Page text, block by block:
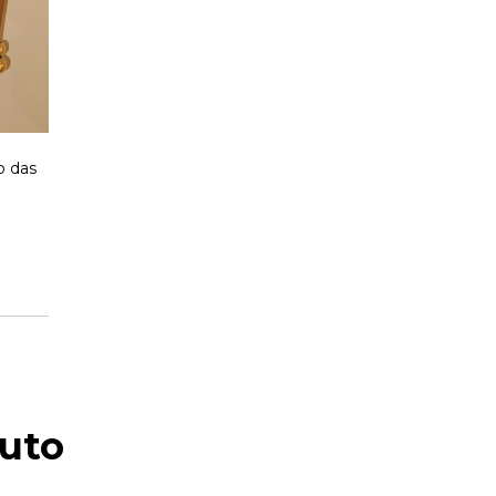
das